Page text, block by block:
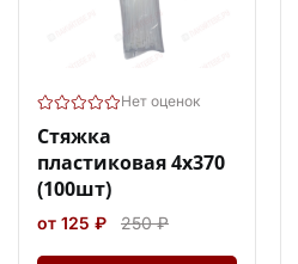
Нет оценок
Стяжка
пластиковая 4х370
(100шт)
от 125 ₽ 250 ₽